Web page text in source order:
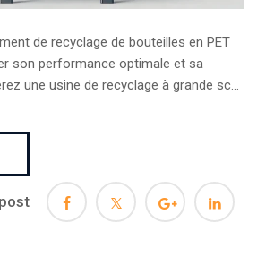
de recyclage de bouteilles en PET
son performance optimale et sa
une usine de recyclage à grande sc...